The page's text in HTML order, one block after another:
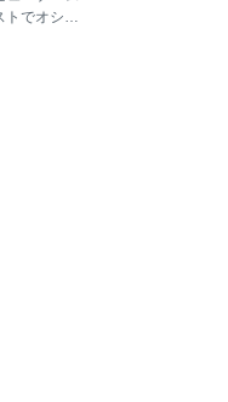
トでオシャ